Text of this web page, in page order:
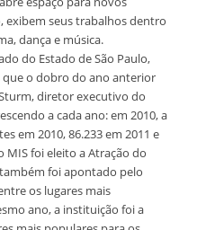
exibem seus trabalhos dentro
cinema, dança e música.
do Estado de São Paulo,
que o dobro do ano anterior
diretor executivo do
a cada ano: em 2010, a
em 2010, 86.233 em 2011 e
MIS foi eleito a Atração do
foi apontado pelo
os lugares mais
ano, a instituição foi a